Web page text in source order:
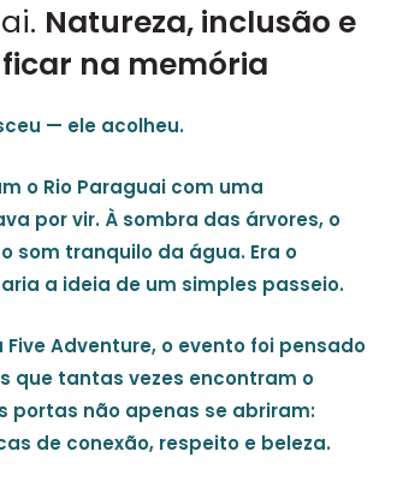
Natureza, inclusão e
na memória
— ele acolheu.
o Rio Paraguai com uma
por vir. À sombra das árvores, o
som tranquilo da água. Era o
a ideia de um simples passeio.
Five Adventure, o evento foi pensado
que tantas vezes encontram o
portas não apenas se abriram:
de conexão, respeito e beleza.